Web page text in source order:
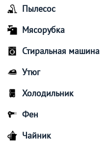
Пылесос
Мясорубка
Стиральная машина
Утюг
Холодильник
Фен
Чайник